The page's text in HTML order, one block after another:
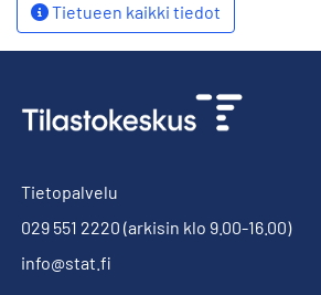
Tietueen kaikki tiedot
Tietopalvelu
029 551 2220 (arkisin klo 9.00-16.00)
info@stat.fi